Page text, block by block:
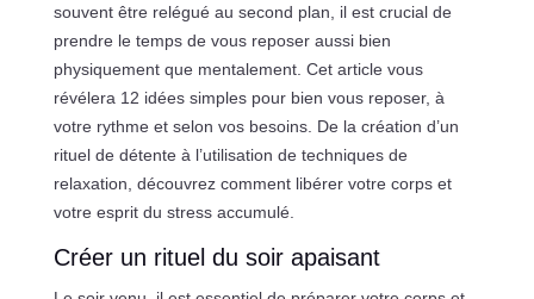
souvent être relégué au second plan, il est crucial de
prendre le temps de vous reposer aussi bien
physiquement que mentalement. Cet article vous
révélera 12 idées simples pour bien vous reposer, à
votre rythme et selon vos besoins. De la création d’un
rituel de détente à l’utilisation de techniques de
relaxation, découvrez comment libérer votre corps et
votre esprit du stress accumulé.
Créer un rituel du soir apaisant